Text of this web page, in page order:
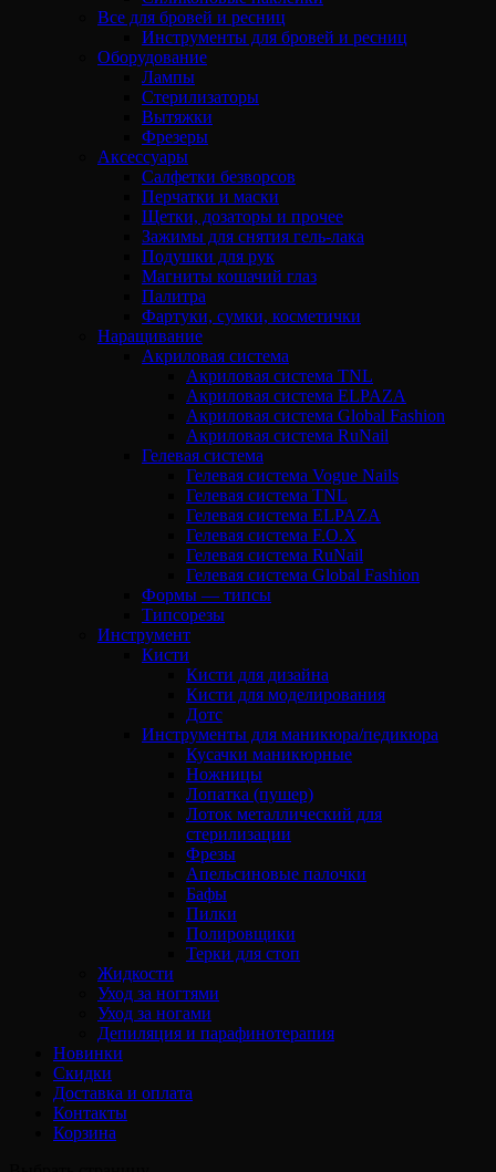
Все для бровей и ресниц
Инструменты для бровей и ресниц
Оборудование
Лампы
Стерилизаторы
Вытяжки
Фрезеры
Аксессуары
Салфетки безворсов
Перчатки и маски
Щетки, дозаторы и прочее
Зажимы для снятия гель-лака
Подушки для рук
Магниты кошачий глаз
Палитра
Фартуки, сумки, косметички
Наращивание
Акриловая система
Акриловая система TNL
Акриловая система ELPAZA
Акриловая система Global Fashion
Акриловая система RuNail
Гелевая система
Гелевая система Vogue Nails
Гелевая система TNL
Гелевая система ELPAZA
Гелевая система F.O.X
Гелевая система RuNail
Гелевая система Global Fashion
Формы — типсы
Типсорезы
Инструмент
Кисти
Кисти для дизайна
Кисти для моделирования
Дотс
Инструменты для маникюра/педикюра
Кусачки маникюрные
Ножницы
Лопатка (пушер)
Лоток металлический для
стерилизации
Фрезы
Апельсиновые палочки
Бафы
Пилки
Полировщики
Терки для стоп
Жидкости
Уход за ногтями
Уход за ногами
Депиляция и парафинотерапия
Новинки
Скидки
Доставка и оплата
Контакты
Корзина